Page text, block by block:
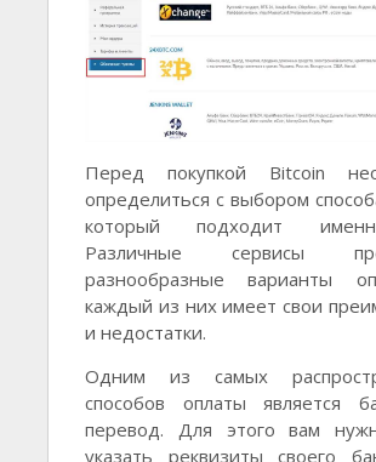
Перед покупкой Bitcoin
определиться с выбором
который подходит
Различные сервисы
разнообразные варианты
каждый из них имеет свои
и недостатки.
Одним из самых
способов оплаты является
перевод. Для этого вам
указать реквизиты своего